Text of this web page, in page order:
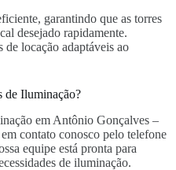
garantindo que as torres
desejado rapidamente.
de locação adaptáveis ao
de Iluminação?
em Antônio Gonçalves –
contato conosco pelo telefone
equipe está pronta para
de iluminação.